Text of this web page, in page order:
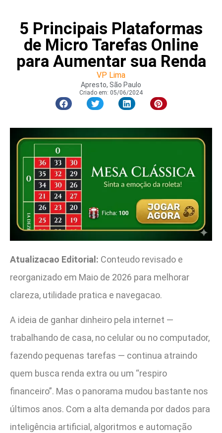
5 Principais Plataformas
de Micro Tarefas Online
para Aumentar sua Renda
VP Lima
Apresto, São Paulo
Criado em: 05/06/2024
Atualizacao Editorial: Conteudo revisado e
reorganizado em Maio de 2026 para melhorar
clareza, utilidade pratica e navegacao.
A ideia de ganhar dinheiro pela internet —
trabalhando de casa, no celular ou no computador,
fazendo pequenas tarefas — continua atraindo
quem busca renda extra ou um “respiro
financeiro”. Mas o panorama mudou bastante nos
últimos anos. Com a alta demanda por dados para
inteligência artificial, algoritmos e automação